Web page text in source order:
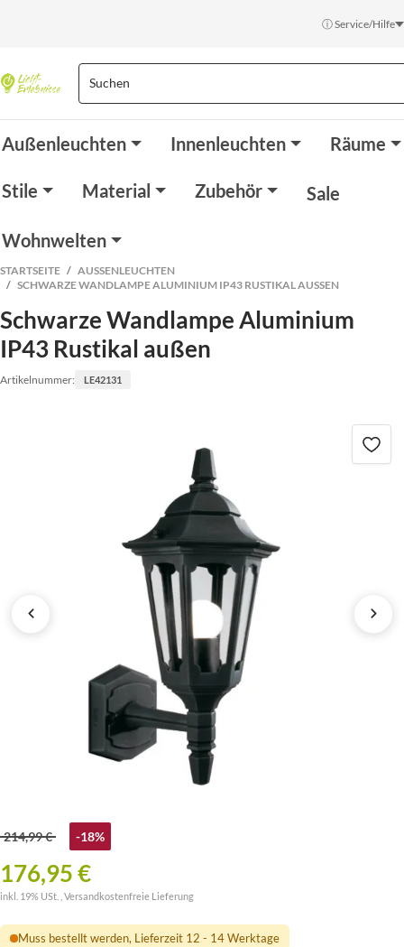
ⓘ Service/Hilfe
Außenleuchten Innenleuchten Räume
Stile Material Zubehör Sale
Wohnwelten
STARTSEITE
AUSSENLEUCHTEN
SCHWARZE WANDLAMPE ALUMINIUM IP43 RUSTIKAL AUSSEN
Schwarze Wandlampe Aluminium
IP43 Rustikal außen
Artikelnummer: LE42131
214,99 € -18%
176,95 €
inkl. 19% USt. , Versandkostenfreie Lieferung
Muss bestellt werden, Lieferzeit 12 - 14 Werktage